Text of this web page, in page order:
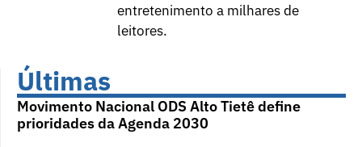
entretenimento a milhares de
leitores.
Últimas
Movimento Nacional ODS Alto Tietê define
prioridades da Agenda 2030